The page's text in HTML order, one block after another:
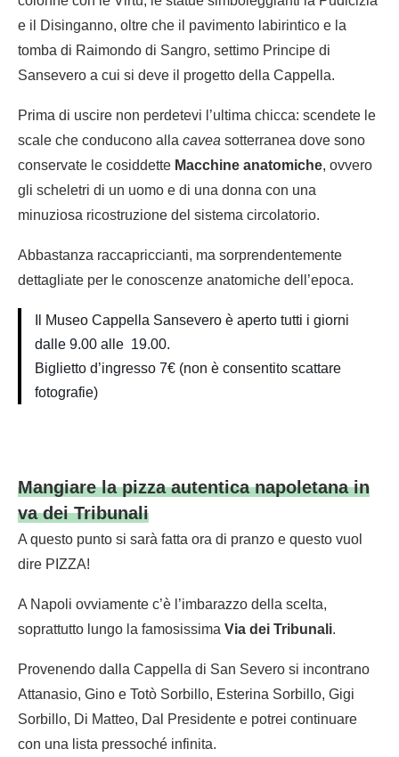
e il Disinganno, oltre che il pavimento labirintico e la
tomba di Raimondo di Sangro, settimo Principe di
Sansevero a cui si deve il progetto della Cappella.
Prima di uscire non perdetevi l’ultima chicca: scendete le
scale che conducono alla cavea sotterranea dove sono
conservate le cosiddette Macchine anatomiche, ovvero
gli scheletri di un uomo e di una donna con una
minuziosa ricostruzione del sistema circolatorio.
Abbastanza raccapriccianti, ma sorprendentemente
dettagliate per le conoscenze anatomiche dell’epoca.
Il Museo Cappella Sansevero è aperto tutti i giorni
dalle 9.00 alle 19.00.
Biglietto d’ingresso 7€ (non è consentito scattare
fotografie)
Mangiare la pizza autentica napoletana in
va dei Tribunali
A questo punto si sarà fatta ora di pranzo e questo vuol
dire PIZZA!
A Napoli ovviamente c’è l’imbarazzo della scelta,
soprattutto lungo la famosissima Via dei Tribunali.
Provenendo dalla Cappella di San Severo si incontrano
Attanasio, Gino e Totò Sorbillo, Esterina Sorbillo, Gigi
Sorbillo, Di Matteo, Dal Presidente e potrei continuare
con una lista pressoché infinita.